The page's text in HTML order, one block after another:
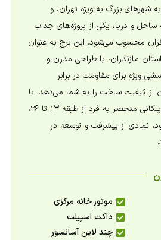
موتور خانه مرکزی
داکت اسپیلت
چند لاین آسانسور
شهرهای بزرگ به ویژه تهران، و
ساحل و دریا، یکی از پروژه‌های جذاب
محسوب می‌شود. این برج به عنوان
مازندران، با طراحی مدرن و
ویژه برای مقاومت در برابر
از کیفیت ساخت را به شما می‌دهد. با
سقف‌های وافل و نمای پلکانی منحصر به فرد از طبقه ۱۳ تا ۲۶،
نمادی از پیشرفت و توسعه در